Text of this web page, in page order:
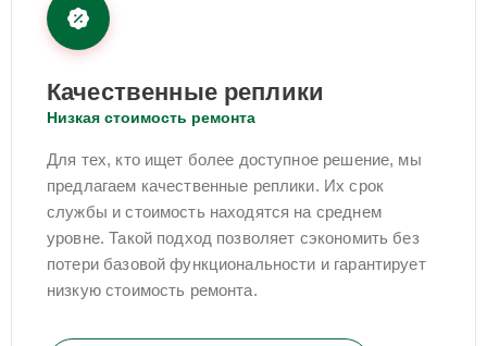
Качественные реплики
Низкая стоимость ремонта
Для тех, кто ищет более доступное решение, мы
предлагаем качественные реплики. Их срок
службы и стоимость находятся на среднем
уровне. Такой подход позволяет сэкономить без
потери базовой функциональности и гарантирует
низкую стоимость ремонта.